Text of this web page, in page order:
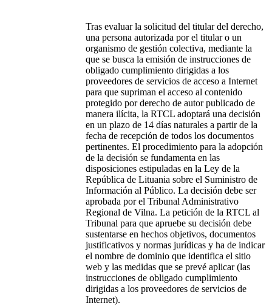
Tras evaluar la solicitud del titular del derecho,
una persona autorizada por el titular o un
organismo de gestión colectiva, mediante la
que se busca la emisión de instrucciones de
obligado cumplimiento dirigidas a los
proveedores de servicios de acceso a Internet
para que supriman el acceso al contenido
protegido por derecho de autor publicado de
manera ilícita, la RTCL adoptará una decisión
en un plazo de 14 días naturales a partir de la
fecha de recepción de todos los documentos
pertinentes. El procedimiento para la adopción
de la decisión se fundamenta en las
disposiciones estipuladas en la Ley de la
República de Lituania sobre el Suministro de
Información al Público. La decisión debe ser
aprobada por el Tribunal Administrativo
Regional de Vilna. La petición de la RTCL al
Tribunal para que apruebe su decisión debe
sustentarse en hechos objetivos, documentos
justificativos y normas jurídicas y ha de indicar
el nombre de dominio que identifica el sitio
web y las medidas que se prevé aplicar (las
instrucciones de obligado cumplimiento
dirigidas a los proveedores de servicios de
Internet).